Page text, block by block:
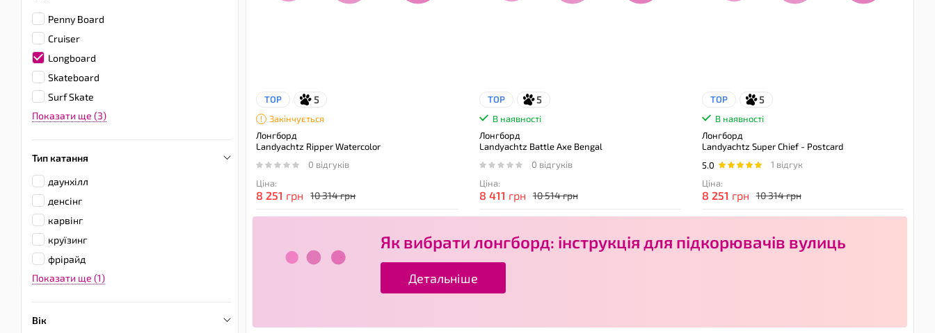
TOP 5
Закінчується
Лонгборд
Landyachtz Ripper Watercolor
0 відгуків
Ціна:
8 251 грн 10 314 грн
TOP 5
В наявності
Лонгборд
Landyachtz Battle Axe Bengal
0 відгуків
Ціна:
8 411 грн 10 514 грн
TOP 5
В наявності
Лонгборд
Landyachtz Super Chief - Postcard
5.0
1 відгук
Ціна:
8 251 грн 10 314 грн
Як вибрати лонгборд: інструкція для підкорювачів вулиць
Детальніше
Penny Board
Cruiser
Longboard
Skateboard
Surf Skate
Показати ще (3)
Тип катання
даунхілл
денсінг
карвінг
круїзинг
фрірайд
Показати ще (1)
Вік